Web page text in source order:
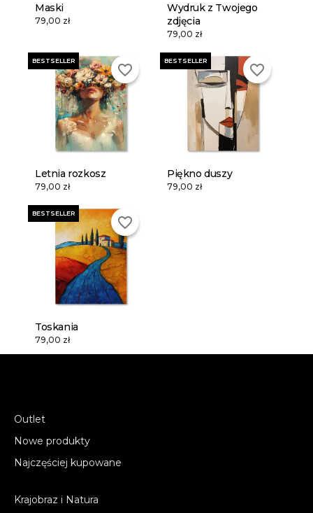
Maski
79,00 zł
Wydruk z Twojego
zdjęcia
79,00 zł
Letnia rozkosz
79,00 zł
BESTSELLER
favorite_border
Piękno duszy
79,00 zł
BESTSELLER
favorite_border
Toskania
79,00 zł
BESTSELLER
favorite_border
Outlet
Nowe produkty
Najczęściej kupowane
Krajobraz i Natura